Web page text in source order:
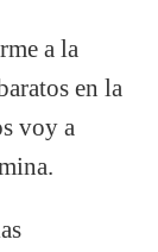
a la
en la
voy a